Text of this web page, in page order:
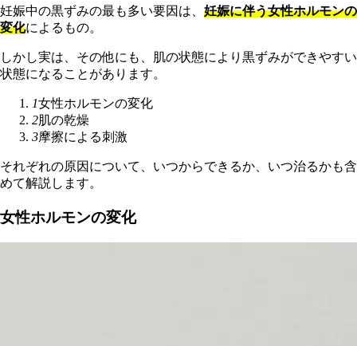
妊娠中の黒ずみの最も多い要因は、 妊娠に伴う女性ホルモンの
変化によるもの。
しかし実は、その他にも、肌の状態により黒ずみができやすい
状態になることがあります。
1女性ホルモンの変化
2肌の乾燥
3摩擦による刺激
それぞれの原因について、いつからできるか、いつ治るかも含
めて解説します。
女性ホルモンの変化